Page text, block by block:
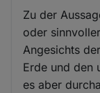
Zu der
oder
Angesichts
Erde und den
es aber